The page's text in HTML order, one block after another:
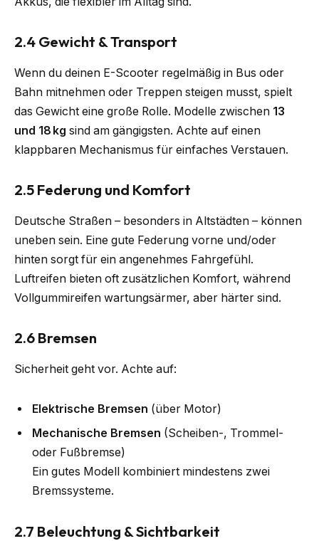
2.4 Gewicht & Transport
Wenn du deinen E-Scooter regelmäßig in Bus oder
Bahn mitnehmen oder Treppen steigen musst, spielt
das Gewicht eine große Rolle. Modelle zwischen 13
und 18 kg sind am gängigsten. Achte auf einen
klappbaren Mechanismus für einfaches Verstauen.
2.5 Federung und Komfort
Deutsche Straßen – besonders in Altstädten – können
uneben sein. Eine gute Federung vorne und/oder
hinten sorgt für ein angenehmes Fahrgefühl.
Luftreifen bieten oft zusätzlichen Komfort, während
Vollgummireifen wartungsärmer, aber härter sind.
2.6 Bremsen
Sicherheit geht vor. Achte auf:
Elektrische Bremsen (über Motor)
Mechanische Bremsen (Scheiben-, Trommel-
oder Fußbremse)
Ein gutes Modell kombiniert mindestens zwei
Bremssysteme.
2.7 Beleuchtung & Sichtbarkeit